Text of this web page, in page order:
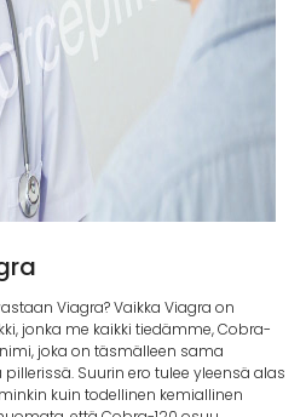
Viagra? Vaikka Viagra on
jonka me kaikki tiedämme, Cobra-
joka on täsmälleen sama
Suurin ero tulee yleensä alas
kuin todellinen kemiallinen